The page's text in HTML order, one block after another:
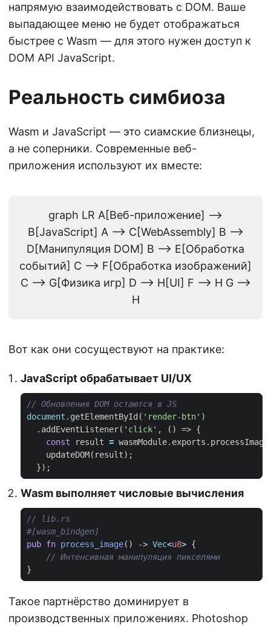
напрямую взаимодействовать с DOM. Ваше
выпадающее меню не будет отображаться
быстрее с Wasm — для этого нужен доступ к
DOM API JavaScript.
Реальность симбиоза
Wasm и JavaScript — это сиамские близнецы,
а не соперники. Современные веб-
приложения используют их вместе:
graph LR A[Веб-приложение] -->
B[JavaScript] A --> C[WebAssembly] B -->
D[Манипуляция DOM] B --> E[Обработка
событий] C --> F[Обработка изображений]
C --> G[Физика игр] D --> H[UI] F --> H G -->
H
Вот как они сосуществуют на практике:
JavaScript обрабатывает UI/UX
document . getElementById ( 'render-btn' )
. addEventListener( 'click' , () => {
const
result = wasmModule. exports . processImage
updateDOM( result);
});
Wasm выполняет числовые вычисления
#[wasm_bindgen]
pub fn process_image() -> Vec<u8> {
}
Такое партнёрство доминирует в
производственных приложениях. Photoshop